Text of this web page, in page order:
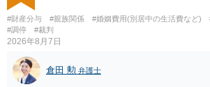
#財産分与 #親族関係 #婚姻費用(別居中の生活費など)
#調停
#裁判
2026年8月7日
倉田 勲 弁護士